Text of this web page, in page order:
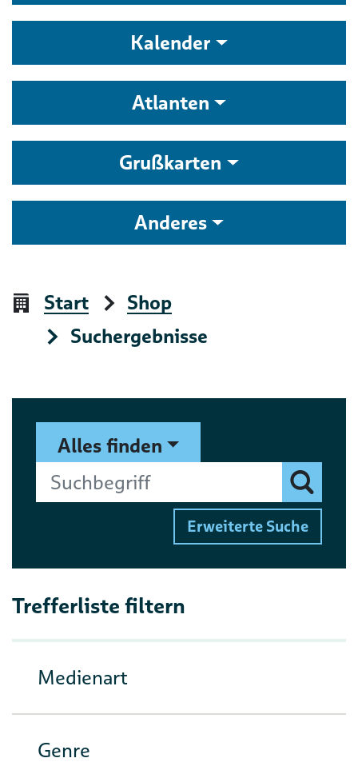
Kalender
Atlanten
Grußkarten
Anderes
Start
Shop
Suchergebnisse
Suchformular
Alles finden
Suchbegriff
Finden
Erweiterte Suche
Trefferliste filtern
Medienart
Genre